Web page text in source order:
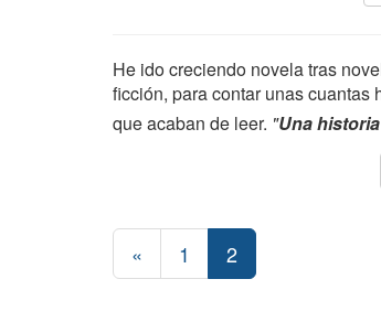
He ido creciendo novela tras
ficción, para contar unas
que acaban de leer. "Una
« 1 2